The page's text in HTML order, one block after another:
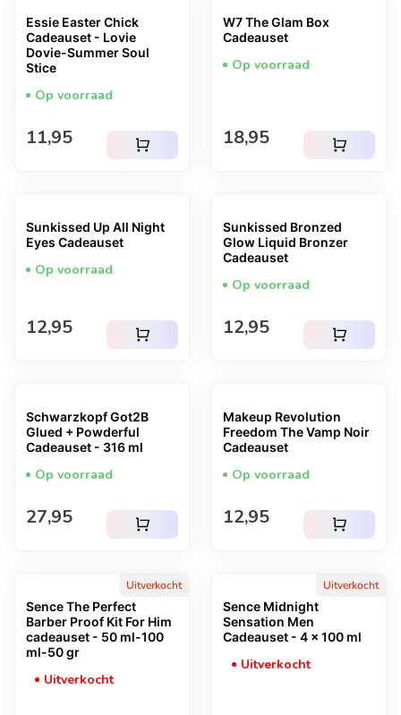
Essie Easter Chick
Cadeauset - Lovie
Dovie-Summer Soul
Stice
Op voorraad
Normale prijs
11,95 shopping_cart
W7 The Glam Box
Cadeauset
Op voorraad
Normale prijs
18,95 shopping_cart
Sunkissed Up All Night
Eyes Cadeauset
Op voorraad
Normale prijs
12,95 shopping_cart
Sunkissed Bronzed
Glow Liquid Bronzer
Cadeauset
Op voorraad
Normale prijs
12,95 shopping_cart
Schwarzkopf Got2B
Glued + Powderful
Cadeauset - 316 ml
Op voorraad
Normale prijs
27,95 shopping_cart
Makeup Revolution
Freedom The Vamp Noir
Cadeauset
Op voorraad
Normale prijs
12,95 shopping_cart
Uitverkocht
Sence The Perfect
Barber Proof Kit For Him
cadeauset - 50 ml-100
ml-50 gr
Uitverkocht
Uitverkocht
Sence Midnight
Sensation Men
Cadeauset - 4 x 100 ml
Uitverkocht